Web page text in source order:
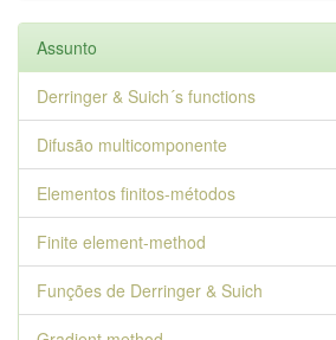
Assunto
Derringer & Suich´s functions
Difusão multicomponente
Elementos finitos-métodos
Finite element-method
Funções de Derringer & Suich